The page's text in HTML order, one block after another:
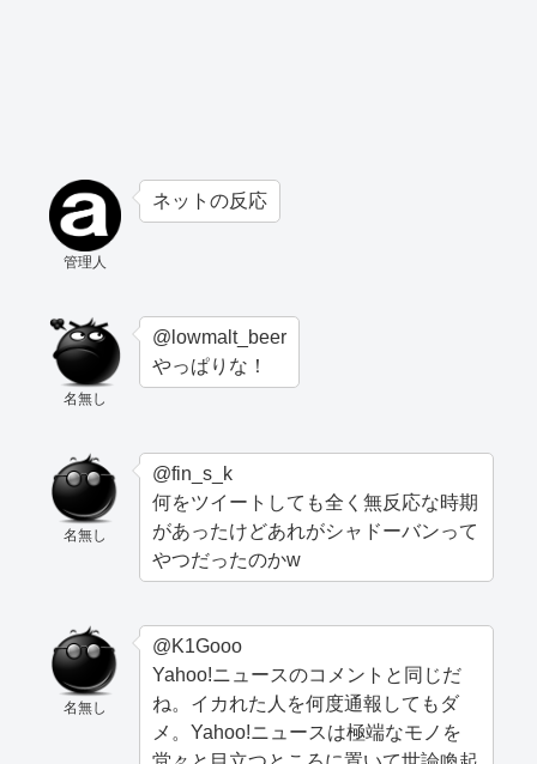
管理人
ネットの反応
名無し
@lowmalt_beer
やっぱりな！
名無し
@fin_s_k
何をツイートしても全く無反応な時期
があったけどあれがシャドーバンって
やつだったのかw
名無し
@K1Gooo
Yahoo!ニュースのコメントと同じだ
ね。イカれた人を何度通報してもダ
メ。Yahoo!ニュースは極端なモノを